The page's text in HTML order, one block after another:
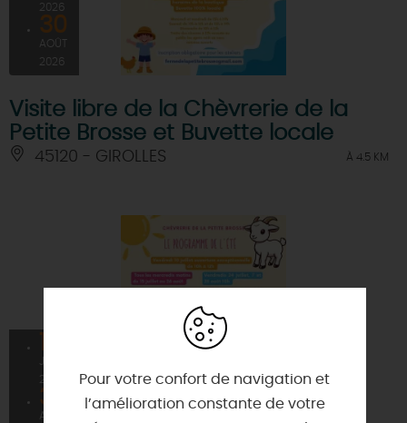
2026
30
AOÛT
2026
Visite libre de la Chèvrerie de la
Petite Brosse et Buvette locale
45120 - GIROLLES À 4.5 KM
30
AOÛT
Pour votre confort de navigation et
l’amélioration constante de votre